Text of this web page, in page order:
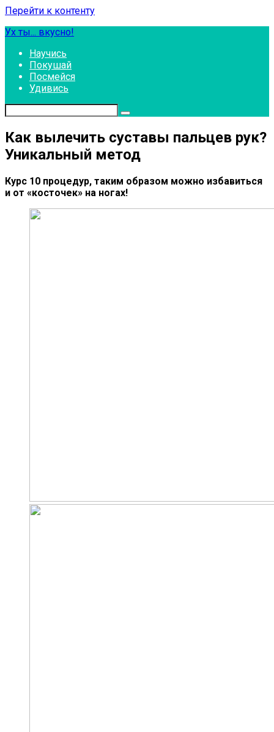
Перейти к контенту
Ух ты... вкусно!
Научись
Покушай
Посмейся
Удивись
Как вылечить суставы пальцев рук?
Уникальный метод
Курс 10 процедур, таким образом можно избавиться
и от «косточек» на ногах!